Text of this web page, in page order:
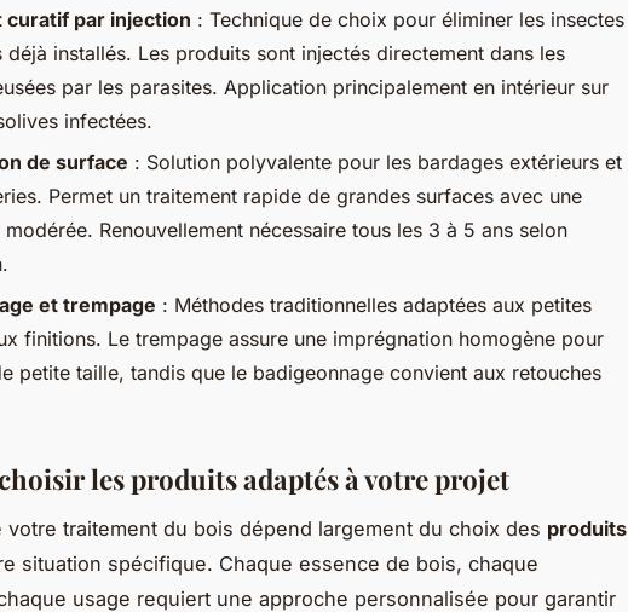
curatif par injection : Technique de choix pour éliminer les insectes
déjà installés. Les produits sont injectés directement dans les
par les parasites. Application principalement en intérieur sur
infectées.
de surface : Solution polyvalente pour les bardages extérieurs et
Permet un traitement rapide de grandes surfaces avec une
Renouvellement nécessaire tous les 3 à 5 ans selon
et trempage : Méthodes traditionnelles adaptées aux petites
finitions. Le trempage assure une imprégnation homogène pour
petite taille, tandis que le badigeonnage convient aux retouches
les produits adaptés à votre projet
votre traitement du bois dépend largement du choix des produits
situation spécifique. Chaque essence de bois, chaque
usage requiert une approche personnalisée pour garantir